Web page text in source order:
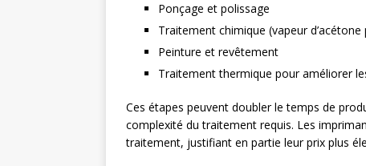
Ponçage et polissage
Traitement chimique (vapeur d’acétone
Peinture et revêtement
Traitement thermique pour améliorer
Ces étapes peuvent doubler le temps de
complexité du traitement requis. Les
traitement, justifiant en partie leur prix plus